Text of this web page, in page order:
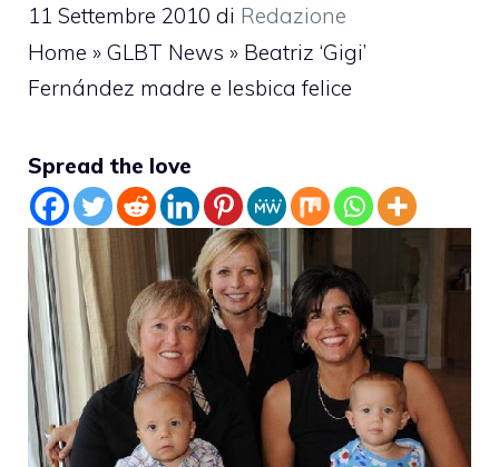
11 Settembre 2010 di Redazione
Home » GLBT News » Beatriz ‘Gigi’
Fernández madre e lesbica felice
Spread the love